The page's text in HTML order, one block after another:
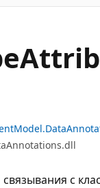
с